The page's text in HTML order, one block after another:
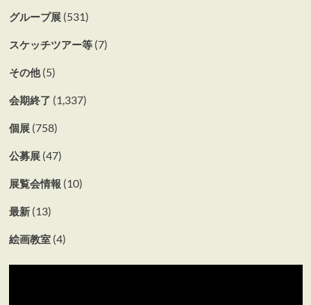
グループ展(531)
スケッチツアー等(7)
その他(5)
会期終了 (1,337)
個展(758)
公募展(47)
展覧会情報 (10)
最新(13)
絵画教室(4)